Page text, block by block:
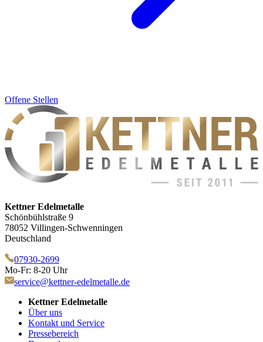
Offene Stellen
Kettner Edelmetalle
Schönbühlstraße 9
78052 Villingen-Schwenningen
Deutschland
07930-2699
Mo-Fr: 8-20 Uhr
service@kettner-edelmetalle.de
Kettner Edelmetalle
Über uns
Kontakt und Service
Pressebereich